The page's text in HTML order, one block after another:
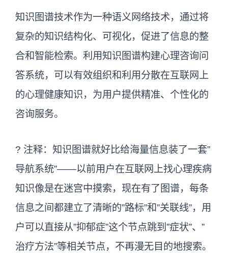
知识图谱技术作为一种语义网络技术，通过将
复杂的知识结构化、可视化，促进了信息的整
合和智能检索。利用知识图谱构建心理咨询问
答系统，可以有效组织和利用分散在互联网上
的心理健康知识，为用户提供精准、个性化的
咨询服务。
? 注释：知识图谱就好比给海量信息装了一套”
导航系统”——以前用户在互联网上找心理疾病
知识像是在迷宫中摸索，现在有了图谱，每条
信息之间都建立了清晰的”路标”和”关联线”，用
户可以直接从”抑郁症”这个节点跳到”症状”、”
治疗方法”等相关节点，不再漫无目的地搜索。